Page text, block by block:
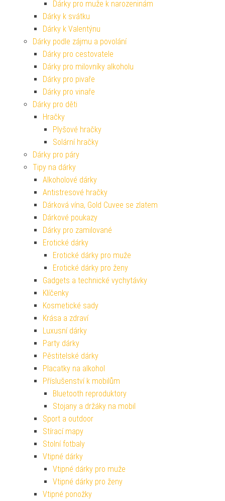
Dárky pro muže k narozeninám
Dárky k svátku
Dárky k Valentýnu
Dárky podle zájmu a povolání
Dárky pro cestovatele
Dárky pro milovníky alkoholu
Dárky pro pivaře
Dárky pro vinaře
Dárky pro děti
Hračky
Plyšové hračky
Solární hračky
Dárky pro páry
Tipy na dárky
Alkoholové dárky
Antistresové hračky
Dárková vína, Gold Cuvee se zlatem
Dárkové poukazy
Dárky pro zamilované
Erotické dárky
Erotické dárky pro muže
Erotické dárky pro ženy
Gadgets a technické vychytávky
Klíčenky
Kosmetické sady
Krása a zdraví
Luxusní dárky
Party dárky
Pěstitelské dárky
Placatky na alkohol
Příslušenství k mobilům
Bluetooth reproduktory
Stojany a držáky na mobil
Sport a outdoor
Stírací mapy
Stolní fotbaly
Vtipné dárky
Vtipné dárky pro muže
Vtipné dárky pro ženy
Vtipné ponožky